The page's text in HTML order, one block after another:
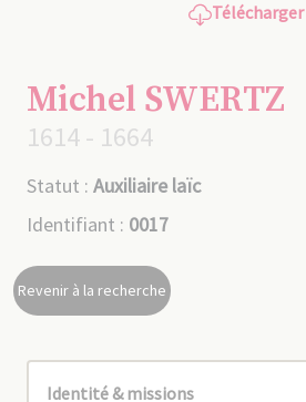
Télécharger
Michel SWERTZ
1614 - 1664
Statut : Auxiliaire laïc
Identifiant : 0017
Revenir à la recherche